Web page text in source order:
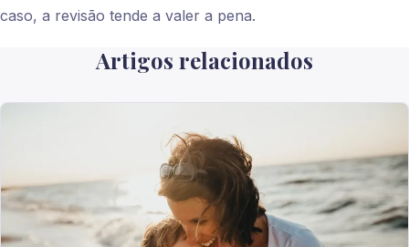
caso, a revisão tende a valer a pena.
Artigos relacionados